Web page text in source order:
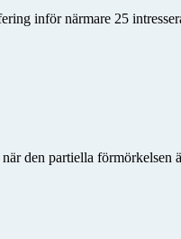
inför närmare 25
den partiella förmörkelsen